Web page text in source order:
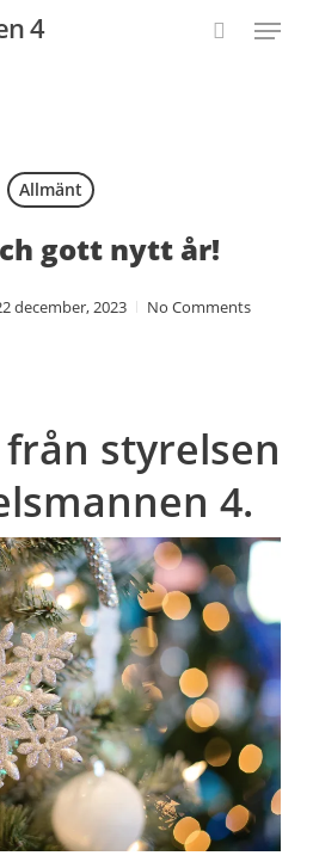
4 Menu
Allmänt
gott nytt år!
december, 2023 No Comments
styrelsen
4.